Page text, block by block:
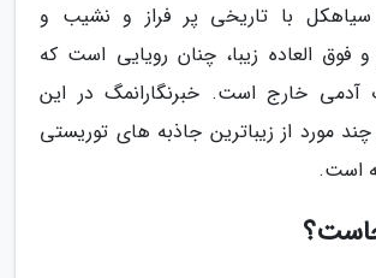
با تاریخی پر فراز و نشیب و
فوق العاده زیبا، چنان رویایی است که
آدمی خارج است. خبرنگارانمگ در این
مورد از زیباترین جاذبه های توریستی
است.